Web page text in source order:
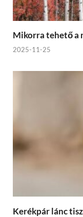
Mikorra tehető a
2025-11-25
Kerékpár lánc